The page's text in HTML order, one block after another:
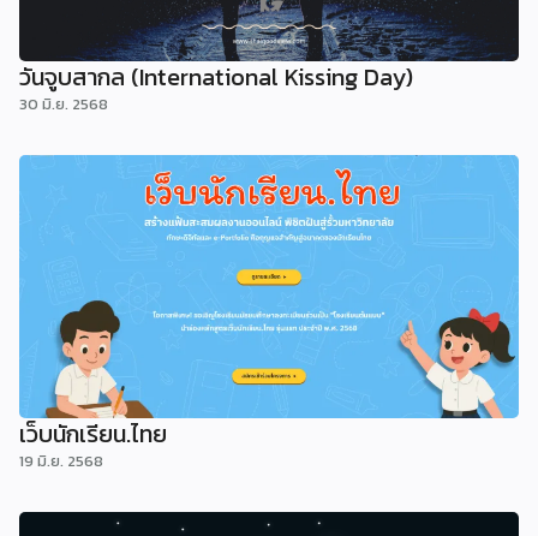
วันจูบสากล (International Kissing Day)
30 มิ.ย. 2568
เว็บนักเรียน.ไทย
19 มิ.ย. 2568